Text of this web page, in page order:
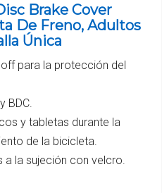
Brake Cover
De Freno, Adultos
Única
para la protección del
BDC.
y tabletas durante la
de la bicicleta.
a la sujeción con velcro.